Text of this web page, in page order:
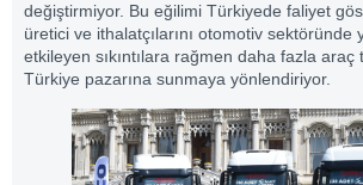
değiştirmiyor. Bu eğilimi Türkiyede faliyet
üretici ve ithalatçılarını otomotiv
etkileyen sıkıntılara rağmen daha fazla
Türkiye pazarına sunmaya yönlendiriyor.